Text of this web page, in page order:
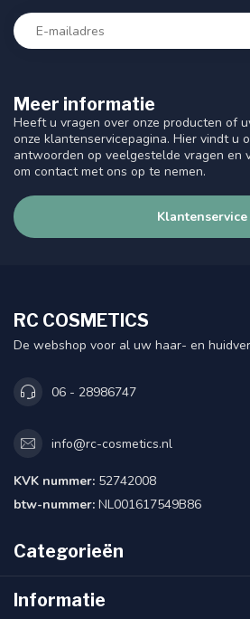
Meer informatie
Heeft u vragen over onze producten of
onze klantenservicepagina. Hier vindt u
antwoorden op veelgestelde vragen en
om contact met ons op te nemen.
Klantenservice
RC COSMETICS
De webshop voor al uw haar- en
06 - 28986747
info@rc-cosmetics.nl
KVK nummer: 52742008
btw-nummer: NL001617549B86
Categorieën
Informatie